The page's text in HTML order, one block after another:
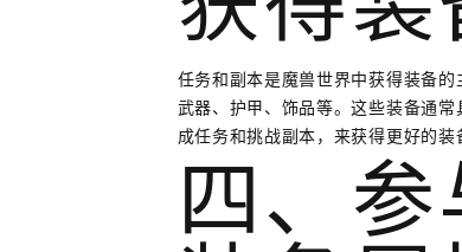
任务和副本是魔兽世界中获得装备
武器、护甲、饰品等。这些装备通
成任务和挑战副本，来获得更好的装
四、参